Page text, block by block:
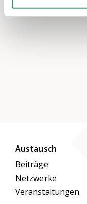
Austausch
Beiträge
Netzwerke
Veranstaltungen